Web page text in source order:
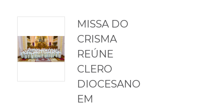
MISSA DO
CRISMA
REÚNE
CLERO
DIOCESANO
EM